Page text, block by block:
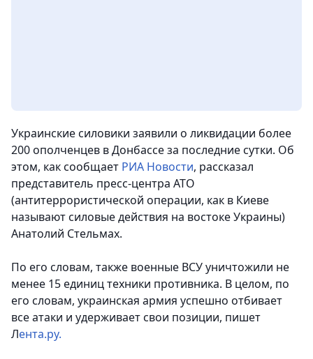
Украинские силовики заявили о ликвидации более
200 ополченцев в Донбассе за последние сутки. Об
этом, как сообщает РИА Новости, рассказал
представитель пресс-центра АТО
(антитеррористической операции, как в Киеве
называют силовые действия на востоке Украины)
Анатолий Стельмах.
По его словам, также военные ВСУ уничтожили не
менее 15 единиц техники противника. В целом, по
его словам, украинская армия успешно отбивает
все атаки и удерживает свои позиции, пишет
Лента.ру.